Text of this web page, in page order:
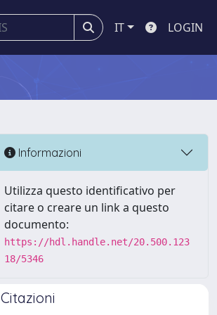
IT LOGIN
Informazioni
Utilizza questo identificativo per
citare o creare un link a questo
documento:
https://hdl.handle.net/20.500.123
18/5346
Citazioni